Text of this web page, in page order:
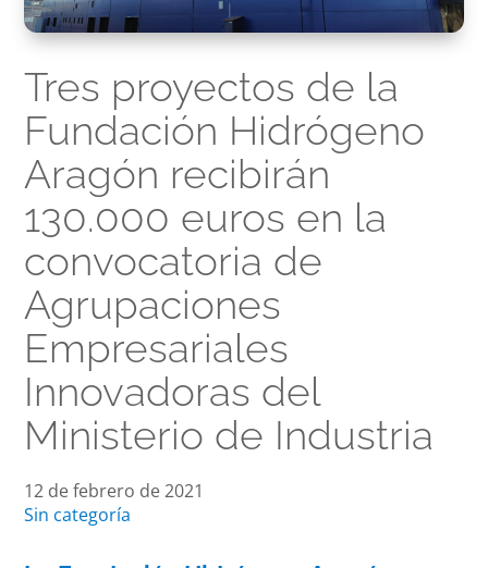
Tres proyectos de la
Fundación Hidrógeno
Aragón recibirán
130.000 euros en la
convocatoria de
Agrupaciones
Empresariales
Innovadoras del
Ministerio de Industria
12 de febrero de 2021
Sin categoría